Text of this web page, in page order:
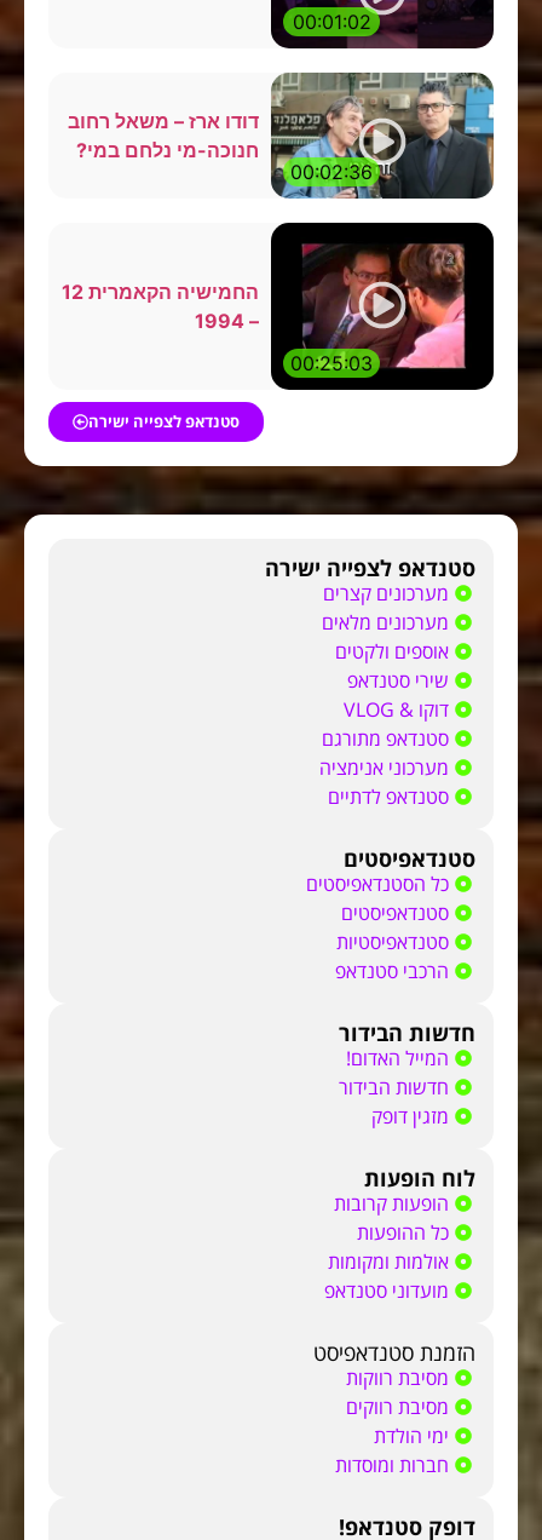
00:01:02
00:02:36
דודו ארז – משאל רחוב
חנוכה-מי נלחם במי?
00:25:03
החמישיה הקאמרית 12
– 1994
סטנדאפ לצפייה ישירה
סטנדאפ לצפייה ישירה
מערכונים קצרים
מערכונים מלאים
אוספים ולקטים
שירי סטנדאפ
דוקו & VLOG
סטנדאפ מתורגם
מערכוני אנימציה
סטנדאפ לדתיים
סטנדאפיסטים
כל הסטנדאפיסטים
סטנדאפיסטים
סטנדאפיסטיות
הרכבי סטנדאפ
חדשות הבידור
המייל האדום!
חדשות הבידור
מזגין דופק
לוח הופעות
הופעות קרובות
כל ההופעות
אולמות ומקומות
מועדוני סטנדאפ
הזמנת סטנדאפיסט
מסיבת רווקות
מסיבת רווקים
ימי הולדת
חברות ומוסדות
דופק סטנדאפ!